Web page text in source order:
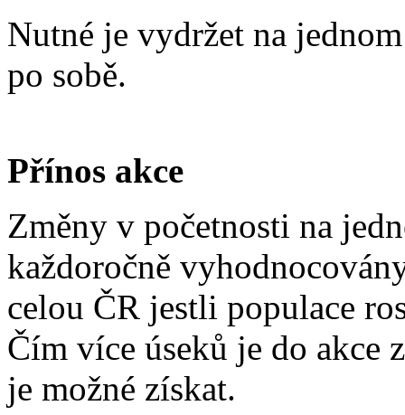
Nutné je vydržet na
po sobě.
Přínos akce
Změny v početnosti na
každoročně
celou ČR jestli populace
Čím více úseků je do akce
je možné získat.